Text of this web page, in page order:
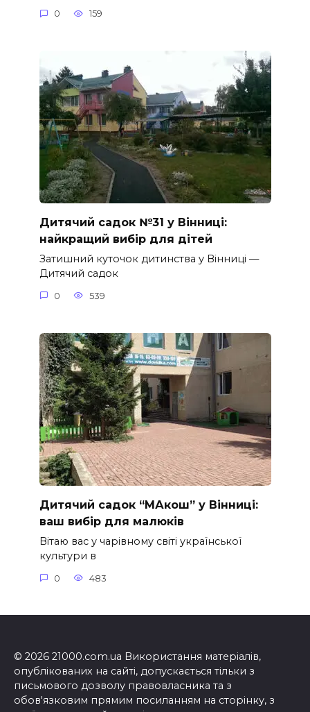
0 159
Дитячий садок №31 у Вінниці:
найкращий вибір для дітей
Затишний куточок дитинства у Вінниці —
Дитячий садок
0 539
Дитячий садок “МАкош” у Вінниці:
ваш вибір для малюків
Вітаю вас у чарівному світі української
культури в
0 483
© 2026 21000.com.ua Використання матеріалів,
опублікованих на сайті, допускається тільки з
письмового дозволу правовласника та з
обов'язковим прямим посиланням на сторінку, з